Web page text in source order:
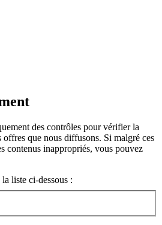
des contrôles pour vérifier la
que nous diffusons. Si malgré ces
contenus inappropriés, vous pouvez
liste ci-dessous :